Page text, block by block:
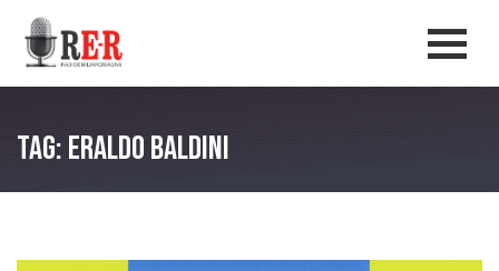
Salta al contenuto principale
Tag: Eraldo Baldini